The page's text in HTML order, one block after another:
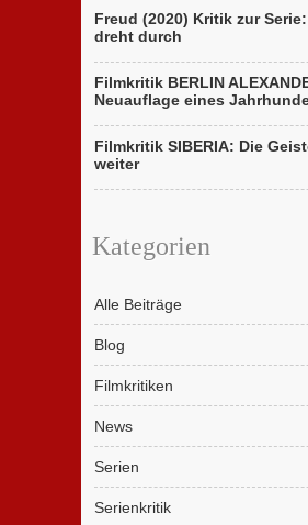
Freud (2020) Kritik zur
dreht durch
Filmkritik BERLIN
Neuauflage eines
Filmkritik SIBERIA: Die
weiter
Kategorien
Alle Beiträge
Blog
Filmkritiken
News
Serien
Serienkritik